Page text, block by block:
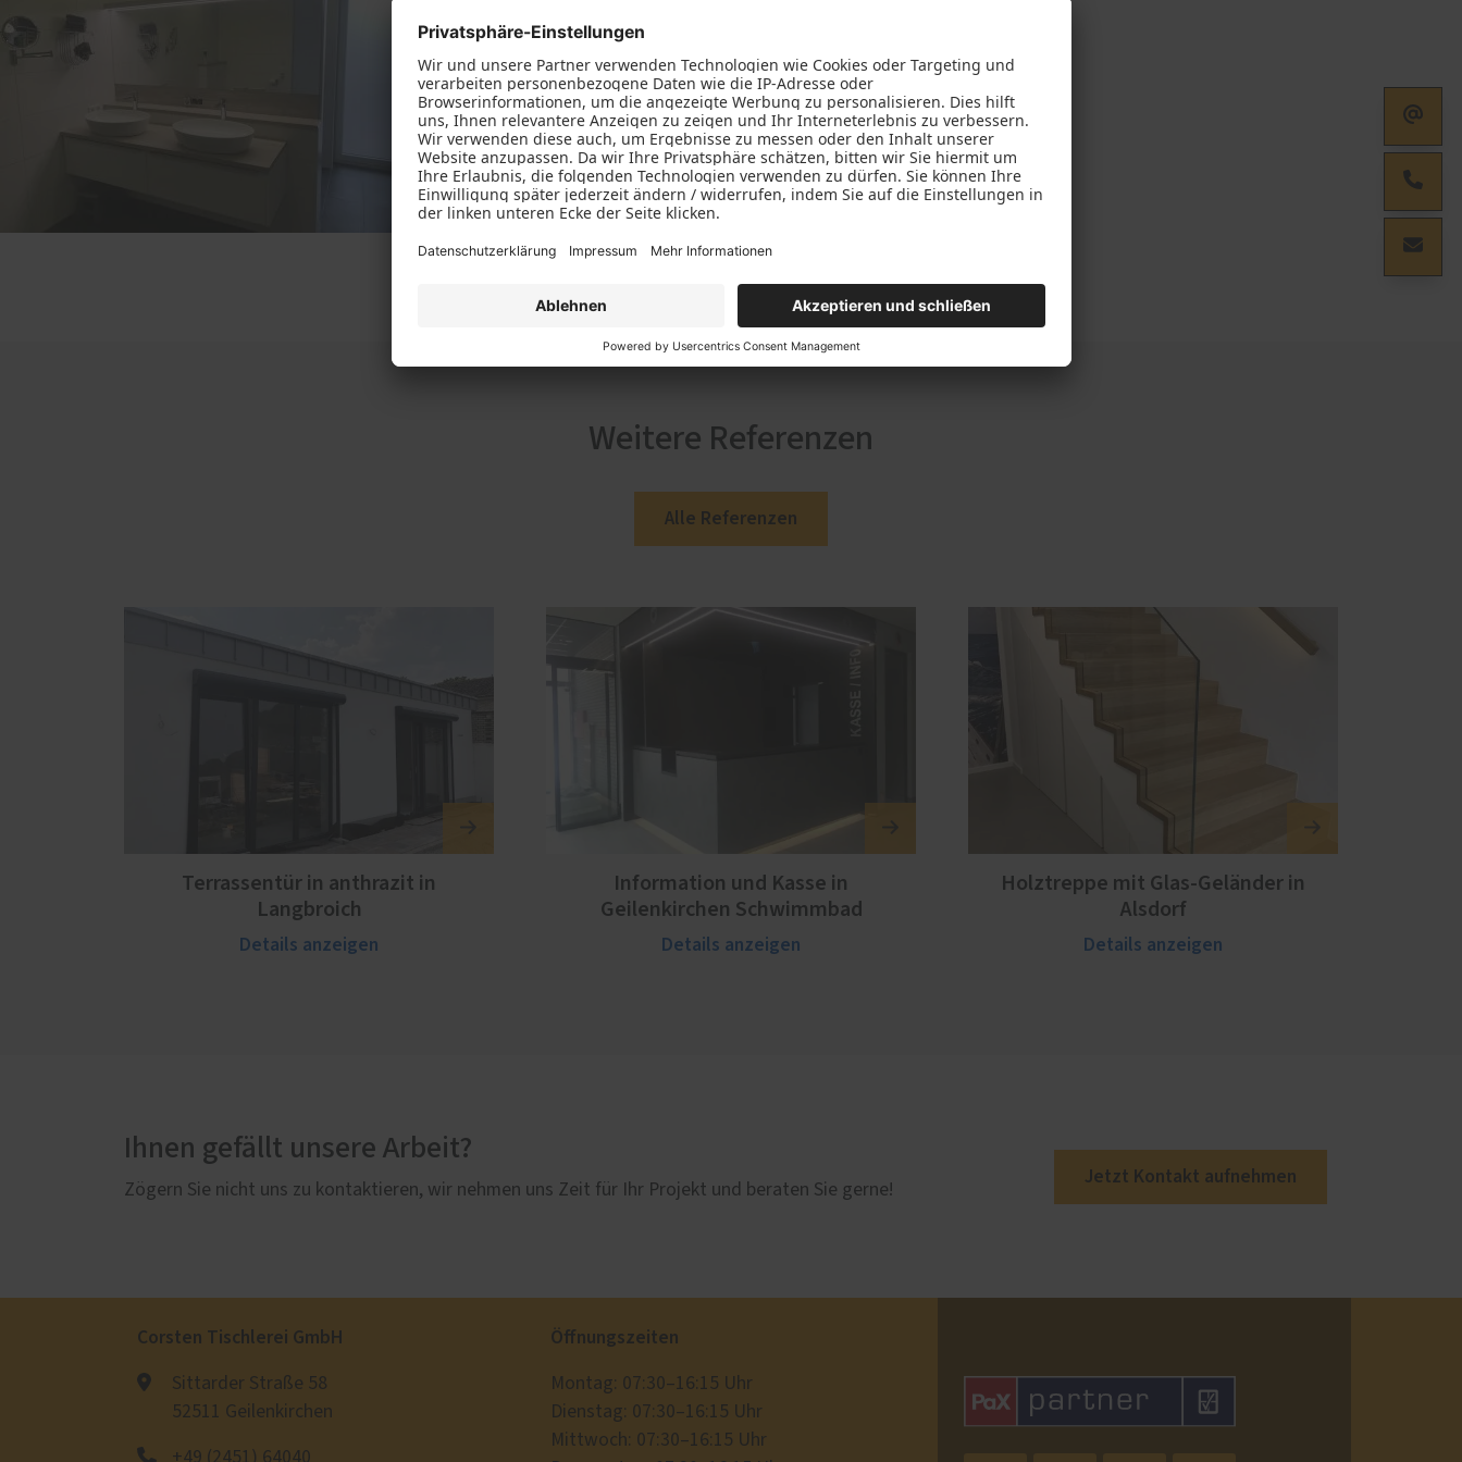
Weitere Referenzen
Alle Referenzen
Terrassentür in anthrazit in
Langbroich
Details anzeigen
Information und Kasse in
Geilenkirchen Schwimmbad
Details anzeigen
Holztreppe mit Glas-Geländer in
Alsdorf
Details anzeigen
Ihnen gefällt unsere Arbeit?
Zögern Sie nicht uns zu kontaktieren, wir nehmen uns Zeit für Ihr Projekt und beraten Sie gerne!
Jetzt Kontakt aufnehmen
Corsten Tischlerei GmbH
Sittarder Straße 58
52511 Geilenkirchen
+49 (2451) 64040
Öffnungszeiten
Montag: 07:30–16:15 Uhr
Dienstag: 07:30–16:15 Uhr
Mittwoch: 07:30–16:15 Uhr